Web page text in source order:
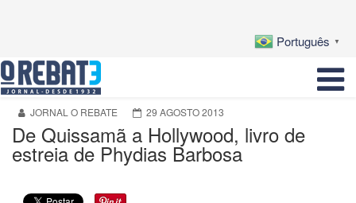
Português ▼
JORNAL O REBATE 29 AGOSTO 2013
De Quissamã a Hollywood, livro de
estreia de Phydias Barbosa